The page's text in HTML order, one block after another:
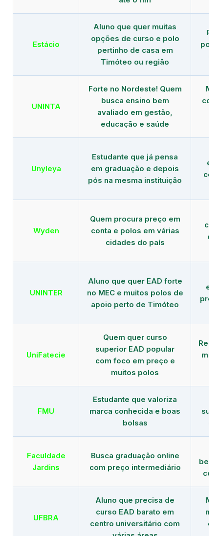
Estácio
Aluno que quer muitas
opções de curso e polo
pertinho de casa em
Timóteo ou região
UNINTA
Forte no Nordeste! Quem
busca ensino bem
avaliado em gestão,
educação e saúde
Unyleya
Estudante que já pensa
em graduação e depois
pós na mesma instituição
Wyden
Quem procura preço em
conta e polos em várias
cidades do país
UNINTER
Aluno que quer EAD forte
no MEC e muitos polos de
apoio perto de Timóteo
UniFatecie
Quem quer curso
superior EAD popular
com foco em preço e
muitos polos
FMU
Estudante que valoriza
marca conhecida e boas
bolsas
Faculdade
Jardins
Busca graduação online
com preço intermediário
UFBRA
Aluno que precisa de
curso EAD barato em
centro universitário com